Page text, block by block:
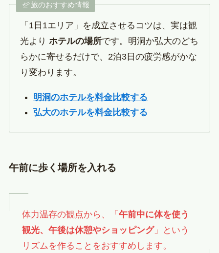
旅のおすすめ情報
「1日1エリア」を成立させるコツは、実は観
光よりホテルの場所です。明洞か弘大のどち
らかに寄せるだけで、2泊3日の疲労感がかな
り変わります。
明洞のホテルを料金比較する
弘大のホテルを料金比較する
午前に歩く場所を入れる
体力温存の観点から、「 午前中に体を使う
観光、午後は休憩やショッピング」という
リズムを作ることをおすすめします。